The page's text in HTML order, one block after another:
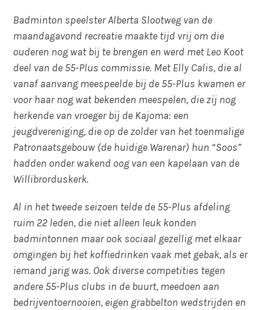
Badminton speelster Alberta Slootweg van de
maandagavond recreatie maakte tijd vrij om die
ouderen nog wat bij te brengen en werd met Leo Koot
deel van de 55-Plus commissie. Met Elly Calis, die al
vanaf aanvang meespeelde bij de 55-Plus kwamen er
voor haar nog wat bekenden meespelen, die zij nog
herkende van vroeger bij de Kajoma: een
jeugdvereniging, die op de zolder van het toenmalige
Patronaatsgebouw (de huidige Warenar) hun “Soos”
hadden onder wakend oog van een kapelaan van de
Willibrorduskerk.
Al in het tweede seizoen telde de 55-Plus afdeling
ruim 22 leden, die niet alleen leuk konden
badmintonnen maar ook sociaal gezellig met elkaar
omgingen bij het koffiedrinken vaak met gebak, als er
iemand jarig was. Ook diverse competities tegen
andere 55-Plus clubs in de buurt, meedoen aan
bedrijventoernooien, eigen grabbelton wedstrijden en